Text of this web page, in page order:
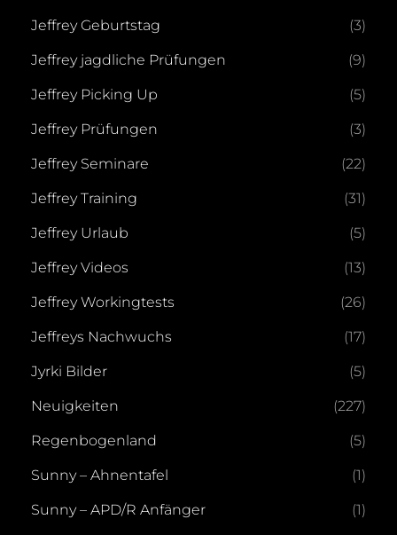
Jeffrey Geburtstag (3)
Jeffrey jagdliche Prüfungen (9)
Jeffrey Picking Up (5)
Jeffrey Prüfungen (3)
Jeffrey Seminare (22)
Jeffrey Training (31)
Jeffrey Urlaub (5)
Jeffrey Videos (13)
Jeffrey Workingtests (26)
Jeffreys Nachwuchs (17)
Jyrki Bilder (5)
Neuigkeiten (227)
Regenbogenland (5)
Sunny – Ahnentafel (1)
Sunny – APD/R Anfänger (1)